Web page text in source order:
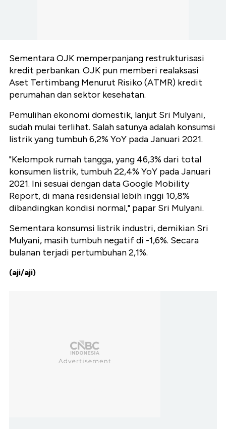
Sementara OJK memperpanjang restrukturisasi
kredit perbankan. OJK pun memberi realaksasi
Aset Tertimbang Menurut Risiko (ATMR) kredit
perumahan dan sektor kesehatan.
Pemulihan ekonomi domestik, lanjut Sri Mulyani,
sudah mulai terlihat. Salah satunya adalah konsumsi
listrik yang tumbuh 6,2% YoY pada Januari 2021.
"Kelompok rumah tangga, yang 46,3% dari total
konsumen listrik, tumbuh 22,4% YoY pada Januari
2021. Ini sesuai dengan data Google Mobility
Report, di mana residensial lebih inggi 10,8%
dibandingkan kondisi normal," papar Sri Mulyani.
Sementara konsumsi listrik industri, demikian Sri
Mulyani, masih tumbuh negatif di -1,6%. Secara
bulanan terjadi pertumbuhan 2,1%.
(aji/aji)